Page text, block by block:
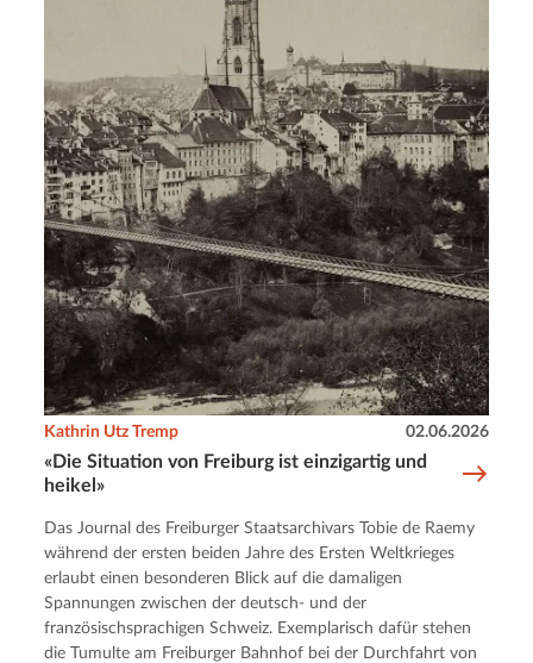
«Die Situation von Freiburg ist einzigartig und
heikel»
Kathrin Utz Tremp 02.06.2026
Das Journal des Freiburger Staatsarchivars Tobie de Raemy
während der ersten beiden Jahre des Ersten Weltkrieges
erlaubt einen besonderen Blick auf die damaligen
Spannungen zwischen der deutsch- und der
französischsprachigen Schweiz. Exemplarisch dafür stehen
die Tumulte am Freiburger Bahnhof bei der Durchfahrt von